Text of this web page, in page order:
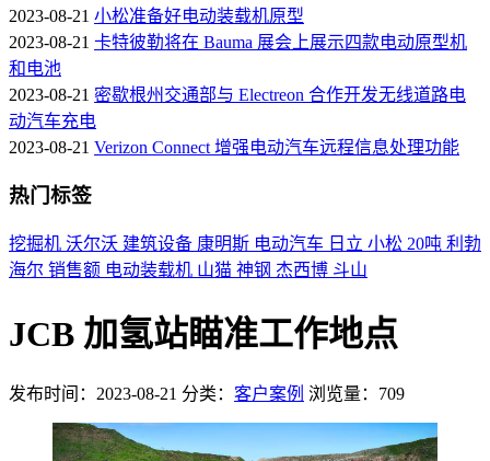
2023-08-21 小松准备好电动装载机原型
2023-08-21 卡特彼勒将在 Bauma 展会上展示四款电动原型机
和电池
2023-08-21 密歇根州交通部与 Electreon 合作开发无线道路电
动汽车充电
2023-08-21 Verizon Connect 增强电动汽车远程信息处理功能
热门标签
挖掘机 沃尔沃 建筑设备 康明斯 电动汽车 日立 小松 20吨 利勃
海尔 销售额 电动装载机 山猫 神钢 杰西博 斗山
JCB 加氢站瞄准工作地点
发布时间：2023-08-21 分类： 客户案例 浏览量：709